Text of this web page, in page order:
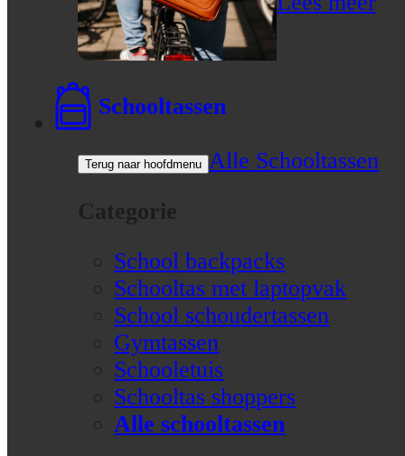
Schooltassen
Terug naar hoofdmenu Alle Schooltassen
Categorie
School backpacks
Schooltas met laptopvak
School schoudertassen
Gymtassen
Schooletuis
Schooltas shoppers
Alle schooltassen